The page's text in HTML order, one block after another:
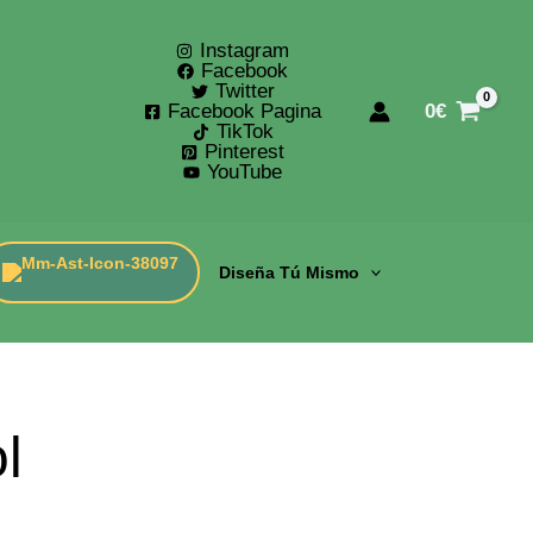
Instagram
Facebook
Twitter
Facebook Pagina
TikTok
Pinterest
YouTube
0€
Diseña Tú Mismo